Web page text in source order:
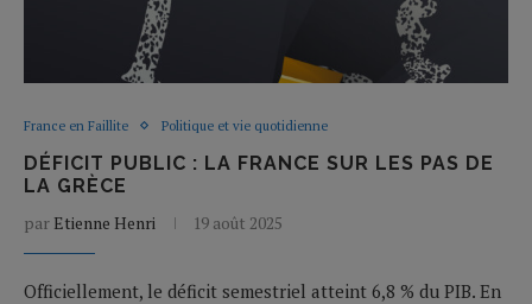
France en Faillite Politique et vie quotidienne
DÉFICIT PUBLIC : LA FRANCE SUR LES PAS DE
LA GRÈCE
par Etienne Henri 19 août 2025
Officiellement, le déficit semestriel atteint 6,8 % du PIB. En